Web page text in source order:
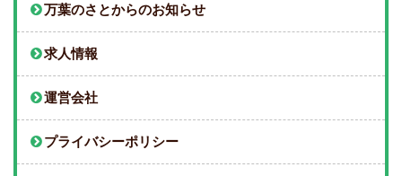
万葉のさとからのお知らせ
求人情報
運営会社
プライバシーポリシー